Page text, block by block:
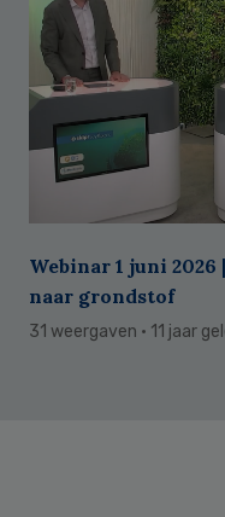
Webinar 1 juni
naar grondstof
31 weergaven · 11 jaar